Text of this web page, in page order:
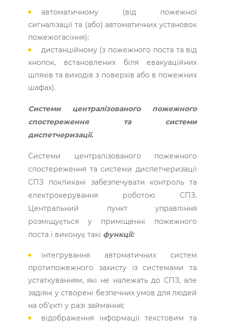
автоматичному (від пожежної
сигналізації та (або) автоматичних установок
пожежогасіння);
дистанційному (з пожежного поста та від
кнопок, встановлених біля евакуаційних
шляхів та виходів з поверхів або в пожежних
шафах).
Системи централізованого пожежного
спостереження та системи
диспетчеризації.
Системи централізованого пожежного
спостереження та системи диспетчеризації
СПЗ покликані забезпечувати контроль та
електрокерування роботою СПЗ.
Центральний пункт управління
розміщується у приміщенні пожежного
поста і виконує такі функції:
інтегрування автоматичних систем
протипожежного захисту із системами та
устаткуванням, які не належать до СПЗ, але
задіяні у створені безпечних умов для людей
на об’єкті у разі займання;
відображення інформації текстовим та